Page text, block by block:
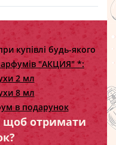
купівлі будь-якого
"АКЦИЯ" *:
2 мл
8 мл
в подарунок
щоб отримати